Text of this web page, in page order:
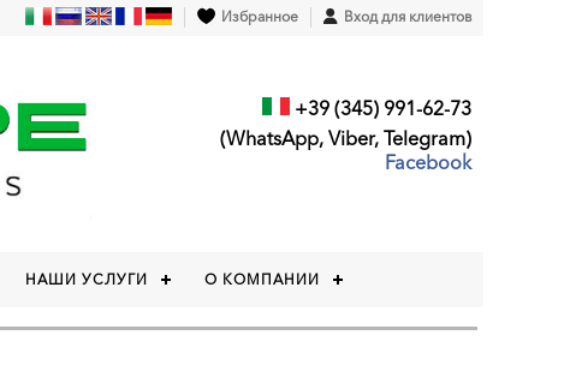
Избранное Вход для клиентов
+39 (345) 991-62-73
(WhatsApp, Viber, Telegram)
Facebook
НАШИ УСЛУГИ О КОМПАНИИ